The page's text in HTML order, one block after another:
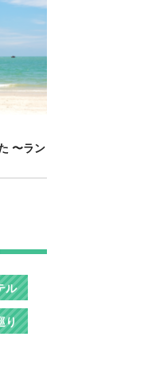
〜ラン
ル
り